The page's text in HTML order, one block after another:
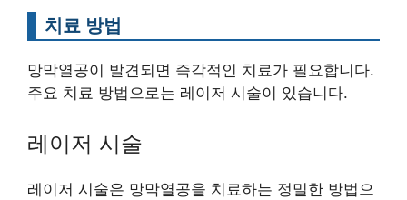
치료 방법
망막열공이 발견되면 즉각적인 치료가 필요합니다.
주요 치료 방법으로는 레이저 시술이 있습니다.
레이저 시술
레이저 시술은 망막열공을 치료하는 정밀한 방법으